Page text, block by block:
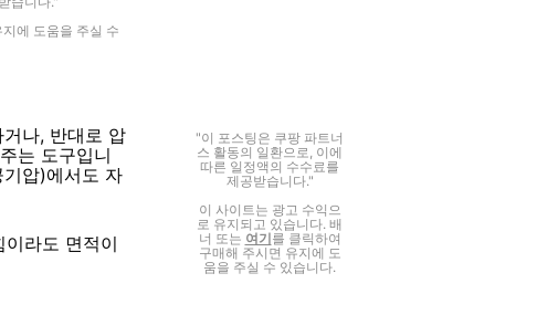
에 도움을 주실 수
나, 반대로 압
는 도구입니
기압)에서도 자
라도 면적이
"이 포스팅은 쿠팡 파트너
스 활동의 일환으로, 이에
따른 일정액의 수수료를
제공받습니다."
이 사이트는 광고 수익으
로 유지되고 있습니다. 배
너 또는 여기를 클릭하여
구매해 주시면 유지에 도
움을 주실 수 있습니다.